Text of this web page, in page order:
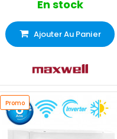
En stock
Ajouter Au Panier
Promo